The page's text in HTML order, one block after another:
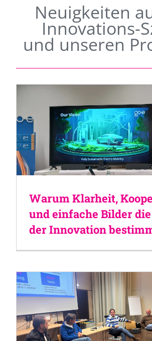
Neuigkeiten
Innovations-
und unseren
Warum Klarheit,
und einfache Bilder
der Innovation